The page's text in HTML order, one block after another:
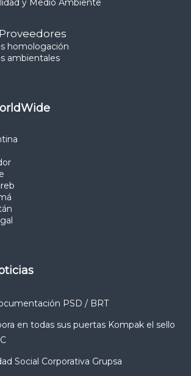
homologación
ambientales
PSD / BRT
en todas sus puertas Kompak el sello
Social Corporativa Grupsa